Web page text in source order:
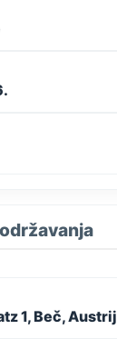
1, Beč,